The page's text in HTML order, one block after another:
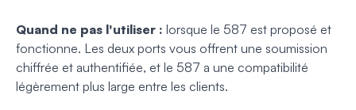
Quand ne pas l'utiliser : lorsque le 587 est proposé et
fonctionne. Les deux ports vous offrent une soumission
chiffrée et authentifiée, et le 587 a une compatibilité
légèrement plus large entre les clients.